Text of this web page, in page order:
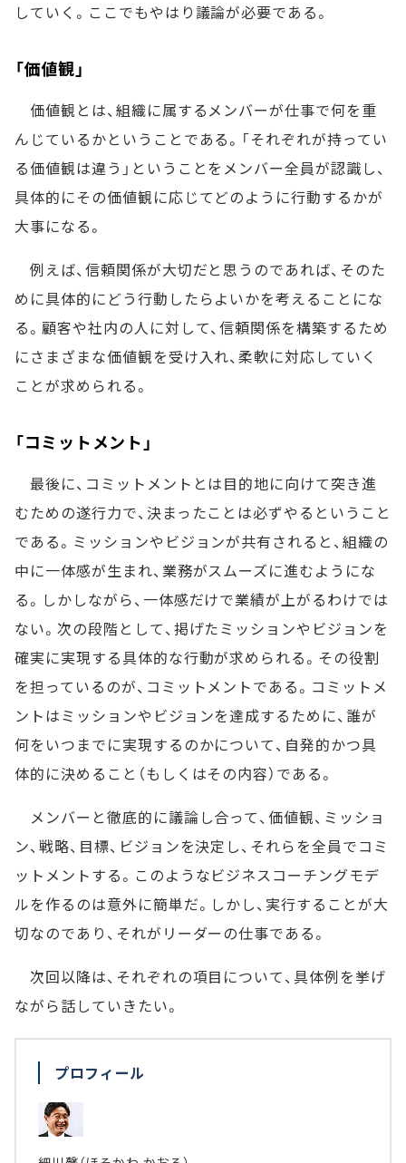
していく。ここでもやはり議論が必要である。
「価値観」
価値観とは、組織に属するメンバーが仕事で何を重
んじているかということである。「それぞれが持ってい
る価値観は違う」ということをメンバー全員が認識し、
具体的にその価値観に応じてどのように行動するかが
大事になる。
例えば、信頼関係が大切だと思うのであれば、そのた
めに具体的にどう行動したらよいかを考えることにな
る。顧客や社内の人に対して、信頼関係を構築するため
にさまざまな価値観を受け入れ、柔軟に対応していく
ことが求められる。
「コミットメント」
最後に、コミットメントとは目的地に向けて突き進
むための遂行力で、決まったことは必ずやるということ
である。ミッションやビジョンが共有されると、組織の
中に一体感が生まれ、業務がスムーズに進むようにな
る。しかしながら、一体感だけで業績が上がるわけでは
ない。次の段階として、掲げたミッションやビジョンを
確実に実現する具体的な行動が求められる。その役割
を担っているのが、コミットメントである。コミットメ
ントはミッションやビジョンを達成するために、誰が
何をいつまでに実現するのかについて、自発的かつ具
体的に決めること（もしくはその内容）である。
メンバーと徹底的に議論し合って、価値観、ミッショ
ン、戦略、目標、ビジョンを決定し、それらを全員でコミ
ットメントする。このようなビジネスコーチングモデ
ルを作るのは意外に簡単だ。しかし、実行することが大
切なのであり、それがリーダーの仕事である。
次回以降は、それぞれの項目について、具体例を挙げ
ながら話していきたい。
プロフィール